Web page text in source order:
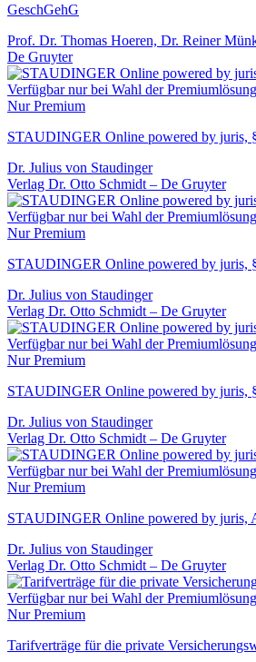
GeschGehG
Prof. Dr. Thomas Hoeren, Dr. Reiner
De Gruyter
Verfügbar nur bei Wahl der Premiumlösung
Nur Premium
STAUDINGER Online powered by juris,
Dr. Julius von Staudinger
Verlag Dr. Otto Schmidt – De Gruyter
Verfügbar nur bei Wahl der Premiumlösung
Nur Premium
STAUDINGER Online powered by juris,
Dr. Julius von Staudinger
Verlag Dr. Otto Schmidt – De Gruyter
Verfügbar nur bei Wahl der Premiumlösung
Nur Premium
STAUDINGER Online powered by juris,
Dr. Julius von Staudinger
Verlag Dr. Otto Schmidt – De Gruyter
Verfügbar nur bei Wahl der Premiumlösung
Nur Premium
STAUDINGER Online powered by juris,
Dr. Julius von Staudinger
Verlag Dr. Otto Schmidt – De Gruyter
Verfügbar nur bei Wahl der Premiumlösung
Nur Premium
Tarifverträge für die private